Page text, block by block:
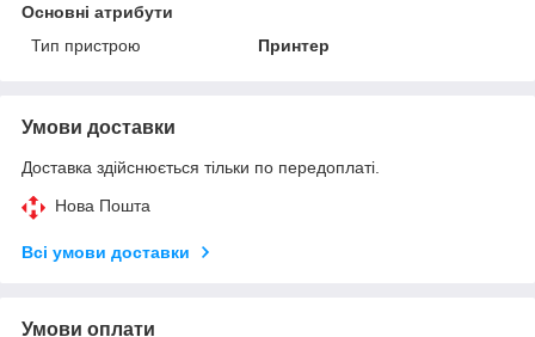
Основні атрибути
Тип пристрою
Принтер
Умови доставки
Доставка здійснюється тільки по передоплаті.
Нова Пошта
Всі умови доставки
Умови оплати